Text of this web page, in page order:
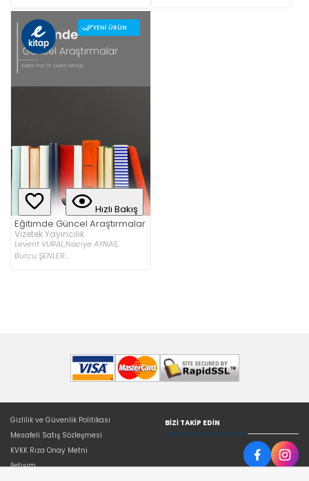
YENI ÜRÜN
Hızlı Bakış
Eğitimde Güncel Araştırmalar
Vizetek Yayıncılık
Levent VURAL,Naciye AYNAS,
Burcu ŞENLER...
Gizlilik ve Güvenlik Politikası
Mesafeli Satış Sözleşmesi
KVKK Rıza Onay Metni
İletişim
BIZI TAKIP EDIN